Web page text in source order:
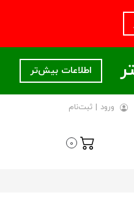
اطلاعات بیش‌تر
ورود | ثبت‌نام
0